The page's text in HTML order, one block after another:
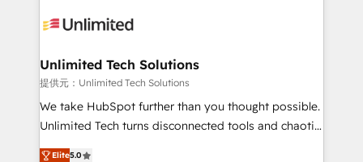
Iberia (Spain & Portugal), we combine human insight
growth. Our multidisciplinary team designs solutions
that simplify complexity, boost performance, and
turn innovation into real impact. 🌍 Highlights •
HubSpot Partner since 2012 • 2022 EMEA Impact
projects • Clients in 30+ industries • Proprietary
Unlimited Tech Solutions
提供元：Unlimited Tech Solutions
We take HubSpot further than you thought possible.
Unlimited Tech turns disconnected tools and chaotic
processes into a seamless, high-performing revenue
Elite5.0